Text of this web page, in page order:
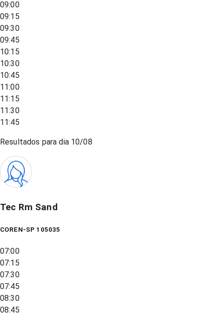
09:00
09:15
09:30
09:45
10:15
10:30
10:45
11:00
11:15
11:30
11:45
Resultados para dia 10/08
Tec Rm Sand
COREN-SP 105035
07:00
07:15
07:30
07:45
08:30
08:45